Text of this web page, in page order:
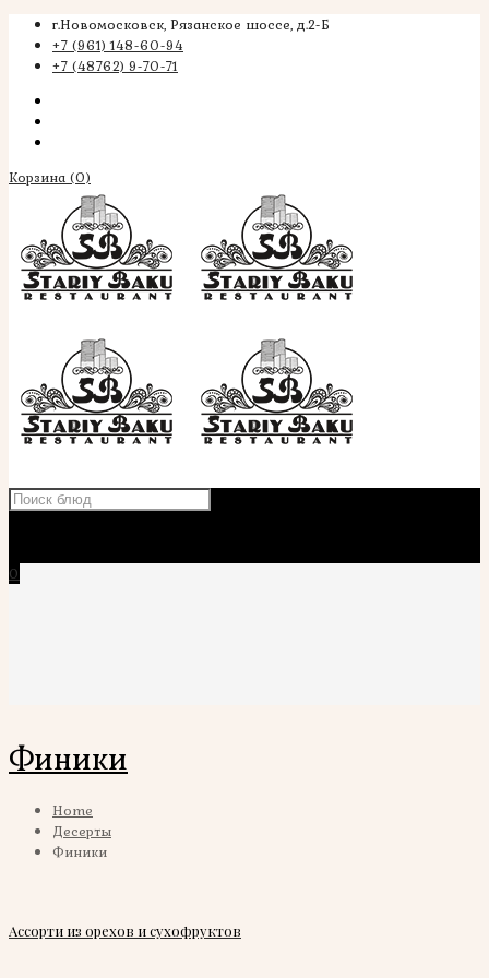
г.Новомосковск, Рязанское шоссе, д.2-Б
+7 (961) 148-60-94
+7 (48762) 9-70-71
Корзина (0)
0
Финики
Home
Десерты
Финики
Ассорти из орехов и сухофруктов